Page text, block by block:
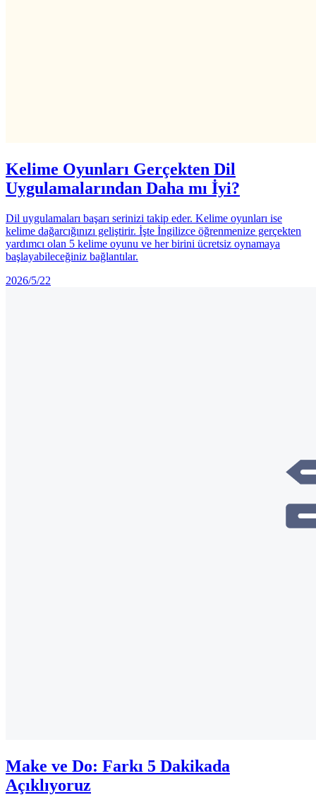
Kelime Oyunları Gerçekten Dil
Uygulamalarından Daha mı İyi?
Dil uygulamaları başarı serinizi takip eder. Kelime oyunları ise
kelime dağarcığınızı geliştirir. İşte İngilizce öğrenmenize gerçekten
yardımcı olan 5 kelime oyunu ve her birini ücretsiz oynamaya
başlayabileceğiniz bağlantılar.
2026/5/22
Make ve Do: Farkı 5 Dakikada
Açıklıyoruz